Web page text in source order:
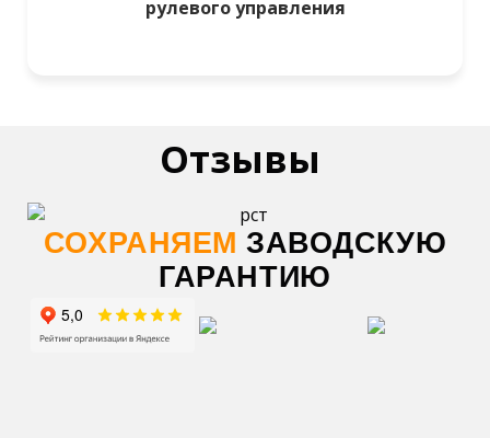
рулевого управления
Отзывы
СОХРАНЯЕМ ЗАВОДСКУЮ
ГАРАНТИЮ